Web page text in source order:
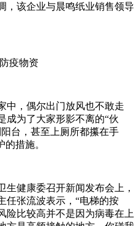
，该企业与晨鸣纸业销售领导
疫物资
中，偶尔出门放风也不敢走
成为了大家形影不离的“伙
台，甚至上厕所都攥在手
措施。
生健康委召开新闻发布会上，
任张流波表示，“电梯的按
险比较高并不是因为病毒在上